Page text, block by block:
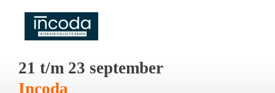
21 t/m 23 september
Incoda